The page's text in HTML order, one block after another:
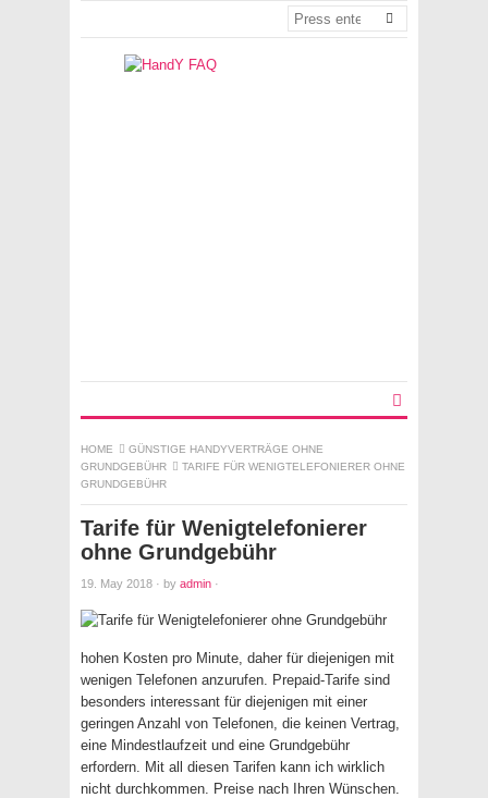
HOME
GÜNSTIGE HANDYVERTRÄGE OHNE
GRUNDGEBÜHR
TARIFE FÜR WENIGTELEFONIERER OHNE
GRUNDGEBÜHR
Tarife für Wenigtelefonierer
ohne Grundgebühr
19. May 2018 · by admin ·
hohen Kosten pro Minute, daher für diejenigen mit
wenigen Telefonen anzurufen. Prepaid-Tarife sind
besonders interessant für diejenigen mit einer
geringen Anzahl von Telefonen, die keinen Vertrag,
eine Mindestlaufzeit und eine Grundgebühr
erfordern. Mit all diesen Tarifen kann ich wirklich
nicht durchkommen. Preise nach Ihren Wünschen.